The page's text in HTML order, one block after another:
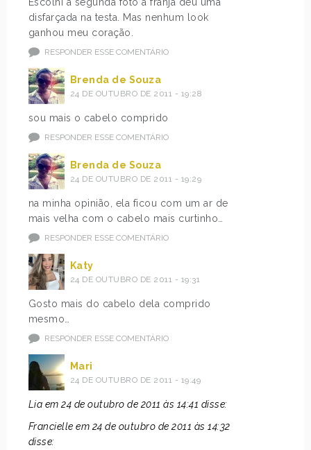
disfarçada na testa. Mas nenhum look
ganhou meu coração.
RESPONDER ESSE COMENTÁRIO
Brenda de Souza
24 DE OUTUBRO DE 2011 - 19:28
sou mais o cabelo comprido
RESPONDER ESSE COMENTÁRIO
Brenda de Souza
24 DE OUTUBRO DE 2011 - 19:29
na minha opinião, ela ficou com um ar de
mais velha com o cabelo mais curtinho…
RESPONDER ESSE COMENTÁRIO
Katy
24 DE OUTUBRO DE 2011 - 19:31
Gosto mais do cabelo dela comprido
mesmo…
RESPONDER ESSE COMENTÁRIO
Mari
24 DE OUTUBRO DE 2011 - 19:49
Lia em 24 de outubro de 2011 às 14:41 disse:
Francielle em 24 de outubro de 2011 às 14:32
disse: